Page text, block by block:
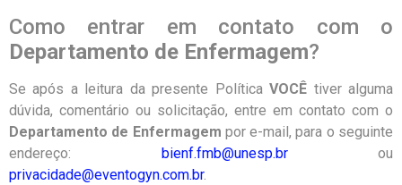
Como entrar em contato com o
Departamento de Enfermagem?
Se após a leitura da presente PolíticaVOCÊ tiver alguma
dúvida, comentário ou solicitação, entre em contato com o
Departamento de Enfermagem por e-mail, para o seguinte
endereço:
bienf.fmb@unesp.brou
privacidade@eventogyn.com.br.